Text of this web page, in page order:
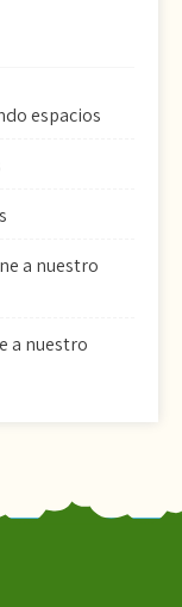
espacios
a nuestro
a nuestro